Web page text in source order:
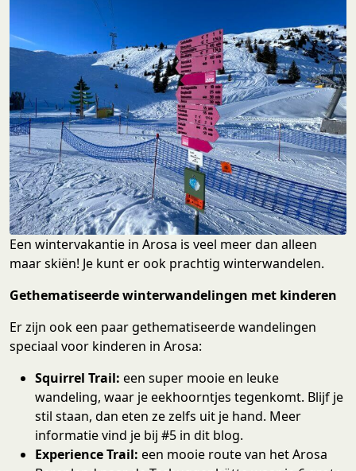
Een wintervakantie in Arosa is veel meer dan alleen
maar skiën! Je kunt er ook prachtig winterwandelen.
Gethematiseerde winterwandelingen met kinderen
Er zijn ook een paar gethematiseerde wandelingen
speciaal voor kinderen in Arosa:
Squirrel Trail: een super mooie en leuke
wandeling, waar je eekhoorntjes tegenkomt. Blijf je
stil staan, dan eten ze zelfs uit je hand. Meer
informatie vind je bij #5 in dit blog.
Experience Trail: een mooie route van het Arosa